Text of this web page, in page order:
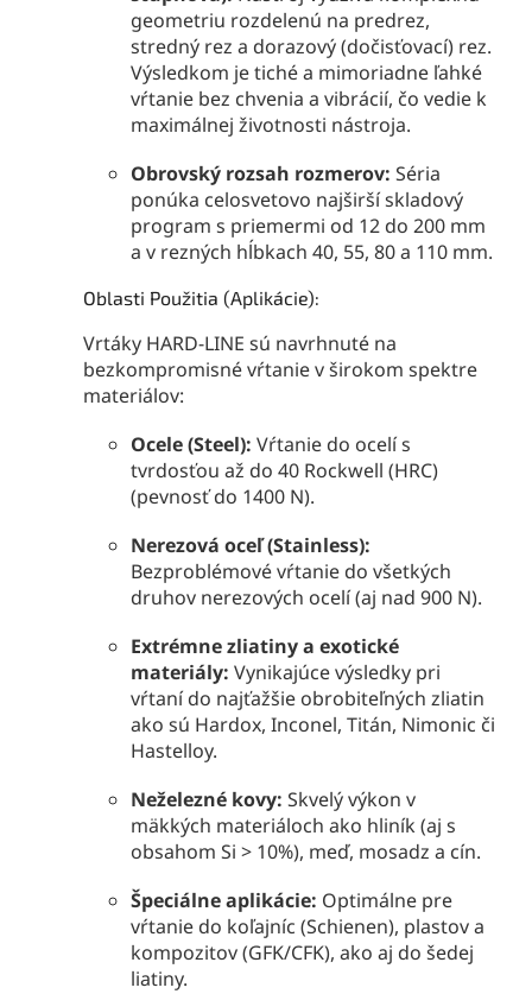
geometriu rozdelenú na predrez,
stredný rez a dorazový (dočisťovací) rez.
Výsledkom je tiché a mimoriadne ľahké
vŕtanie bez chvenia a vibrácií, čo vedie k
maximálnej životnosti nástroja.
Obrovský rozsah rozmerov: Séria
ponúka celosvetovo najširší skladový
program s priemermi od 12 do 200 mm
a v rezných hĺbkach 40, 55, 80 a 110 mm.
Oblasti Použitia (Aplikácie):
Vrtáky HARD-LINE sú navrhnuté na
bezkompromisné vŕtanie v širokom spektre
materiálov:
Ocele (Steel): Vŕtanie do ocelí s
tvrdosťou až do 40 Rockwell (HRC)
(pevnosť do 1400 N).
Nerezová oceľ (Stainless):
Bezproblémové vŕtanie do všetkých
druhov nerezových ocelí (aj nad 900 N).
Extrémne zliatiny a exotické
materiály: Vynikajúce výsledky pri
vŕtaní do najťažšie obrobiteľných zliatin
ako sú Hardox, Inconel, Titán, Nimonic či
Hastelloy.
Neželezné kovy: Skvelý výkon v
mäkkých materiáloch ako hliník (aj s
obsahom Si > 10%), meď, mosadz a cín.
Špeciálne aplikácie: Optimálne pre
vŕtanie do koľajníc (Schienen), plastov a
kompozitov (GFK/CFK), ako aj do šedej
liatiny.